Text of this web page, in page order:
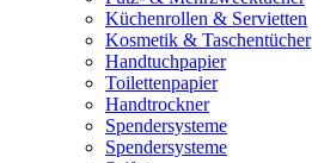
Küchenrollen & Servietten
Kosmetik & Taschentücher
Handtuchpapier
Toilettenpapier
Handtrockner
Spendersysteme
Spendersysteme